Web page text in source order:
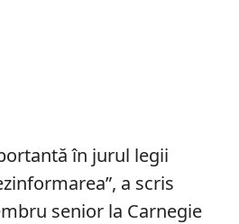
în jurul legii
a scris
senior la Carnegie